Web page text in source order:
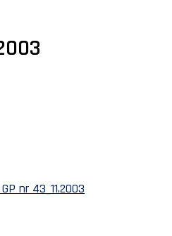
nr 43_11.2003